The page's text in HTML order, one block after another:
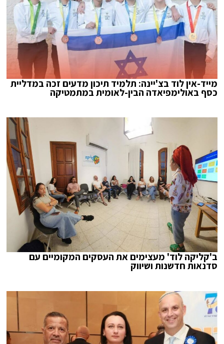
מייד-אין לוד בצ'יינה: תלמיד תיכון מדעים זכה במדליית
כסף באולימפיאדה הבין-לאומית במתמטיקה
ב'קליקה לוד' מעצימים את העסקים המקומיים עם
סדנאות חדשנות ושיווק